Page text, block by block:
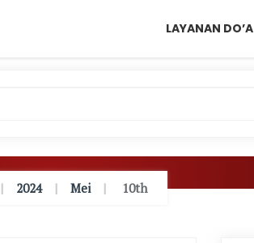
LAYANAN DO’A
2024 Mei 10th